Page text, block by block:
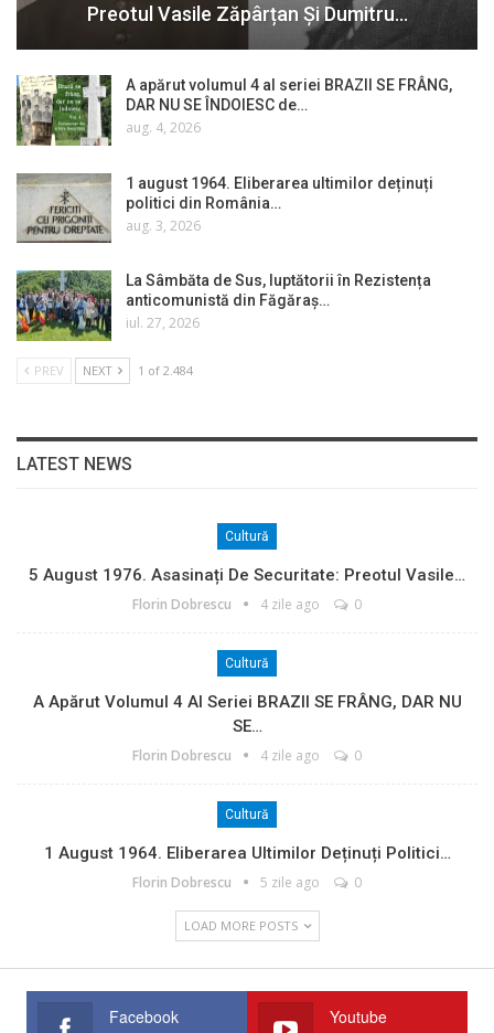
Preotul Vasile Zăpârțan Și Dumitru…
A apărut volumul 4 al seriei BRAZII SE FRÂNG,
DAR NU SE ÎNDOIESC de…
aug. 4, 2026
1 august 1964. Eliberarea ultimilor deținuți
politici din România…
aug. 3, 2026
La Sâmbăta de Sus, luptătorii în Rezistența
anticomunistă din Făgăraș…
iul. 27, 2026
PREV NEXT 1 of 2.484
LATEST NEWS
Cultură
5 August 1976. Asasinați De Securitate: Preotul Vasile…
Florin Dobrescu 4 zile ago 0
Cultură
A Apărut Volumul 4 Al Seriei BRAZII SE FRÂNG, DAR NU
SE…
Florin Dobrescu 4 zile ago 0
Cultură
1 August 1964. Eliberarea Ultimilor Deținuți Politici…
Florin Dobrescu 5 zile ago 0
LOAD MORE POSTS
Facebook Youtube